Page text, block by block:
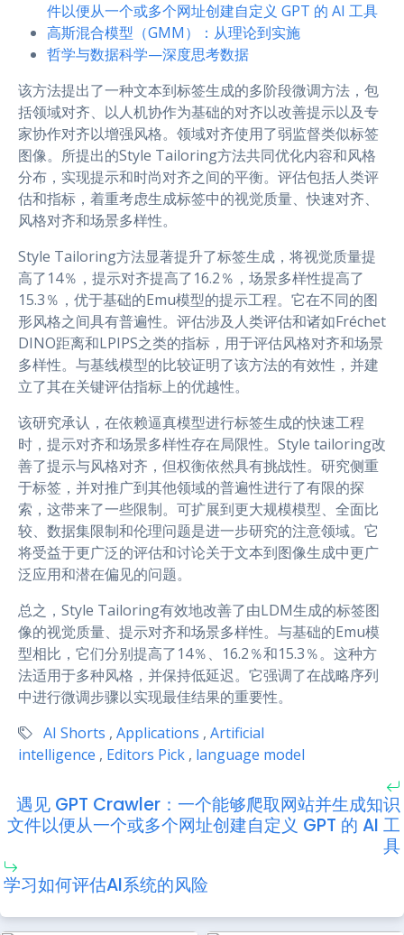
件以便从一个或多个网址创建自定义 GPT 的 AI 工具
高斯混合模型（GMM）：从理论到实施
哲学与数据科学—深度思考数据
该方法提出了一种文本到标签生成的多阶段微调方法，包
括领域对齐、以人机协作为基础的对齐以改善提示以及专
家协作对齐以增强风格。领域对齐使用了弱监督类似标签
图像。所提出的Style Tailoring方法共同优化内容和风格
分布，实现提示和时尚对齐之间的平衡。评估包括人类评
估和指标，着重考虑生成标签中的视觉质量、快速对齐、
风格对齐和场景多样性。
Style Tailoring方法显著提升了标签生成，将视觉质量提
高了14％，提示对齐提高了16.2％，场景多样性提高了
15.3％，优于基础的Emu模型的提示工程。它在不同的图
形风格之间具有普遍性。评估涉及人类评估和诸如Fréchet
DINO距离和LPIPS之类的指标，用于评估风格对齐和场景
多样性。与基线模型的比较证明了该方法的有效性，并建
立了其在关键评估指标上的优越性。
该研究承认，在依赖逼真模型进行标签生成的快速工程
时，提示对齐和场景多样性存在局限性。Style tailoring改
善了提示与风格对齐，但权衡依然具有挑战性。研究侧重
于标签，并对推广到其他领域的普遍性进行了有限的探
索，这带来了一些限制。可扩展到更大规模模型、全面比
较、数据集限制和伦理问题是进一步研究的注意领域。它
将受益于更广泛的评估和讨论关于文本到图像生成中更广
泛应用和潜在偏见的问题。
总之，Style Tailoring有效地改善了由LDM生成的标签图
像的视觉质量、提示对齐和场景多样性。与基础的Emu模
型相比，它们分别提高了14％、16.2％和15.3％。这种方
法适用于多种风格，并保持低延迟。它强调了在战略序列
中进行微调步骤以实现最佳结果的重要性。
AI Shorts , Applications , Artificial
intelligence , Editors Pick , language model
遇见 GPT Crawler：一个能够爬取网站并生成知识
文件以便从一个或多个网址创建自定义 GPT 的 AI 工
具
学习如何评估AI系统的风险